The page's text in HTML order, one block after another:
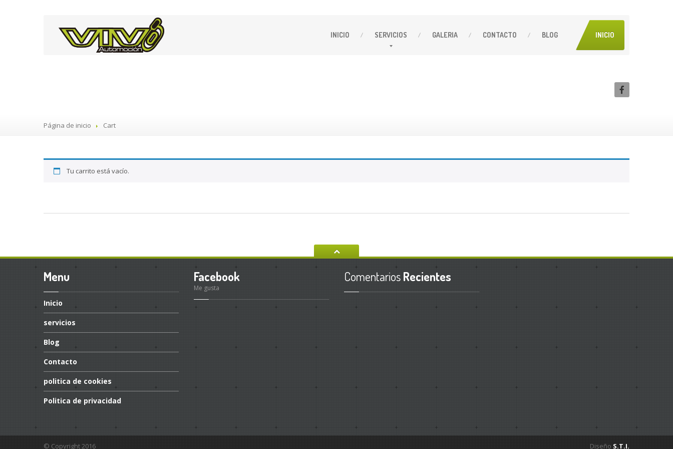
INICIO SERVICIOS GALERIA CONTACTO BLOG INICIO
Página de inicio Cart
Tu carrito está vacío.
Menu
Inicio
servicios
Blog
Contacto
politica de cookies
Politica de privacidad
Facebook
Me gusta
ComentariosRecientes
© Copyright 2016 Diseño S.T.I.